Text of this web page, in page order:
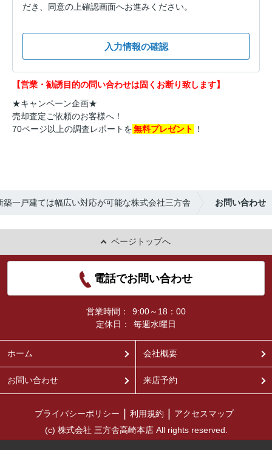
だき、同意の上確認画面へお進みください。
入力情報の確認
【営業・勧誘目的の問い合わせは固くお断り致します】
★キャンペーン企画★
売却査定ご依頼のお客様へ！
70ページ以上の調査レポートを無料プレゼント ！
築一戸建ては幅広い対応が可能な株式会社三方舎 お問い合わせ
ページトップへ
電話でお問い合わせ
営業時間：
9:00～18：00
定休日：
毎週水曜日
ホーム 会社概要
お問い合わせ 来店予約
プライバシーポリシー 利用規約
アクセスマップ
(c) 株式会社 三方舎高崎本店 All rights reserved.